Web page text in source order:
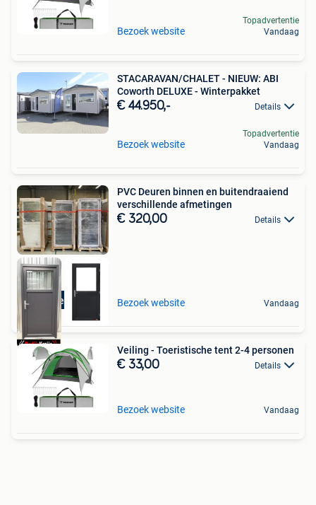
Bezoek website
Topadvertentie
Vandaag
STACARAVAN/CHALET - NIEUW: ABI
Coworth DELUXE - Winterpakket
€ 44.950,- Details
Bezoek website
Topadvertentie
Vandaag
Direct leverbaar
PVC Deuren binnen en buitendraaiend
verschillende afmetingen
€ 320,00 Details
Bezoek website Vandaag
Veiling - Toeristische tent 2-4 personen
€ 33,00 Details
Bezoek website Vandaag